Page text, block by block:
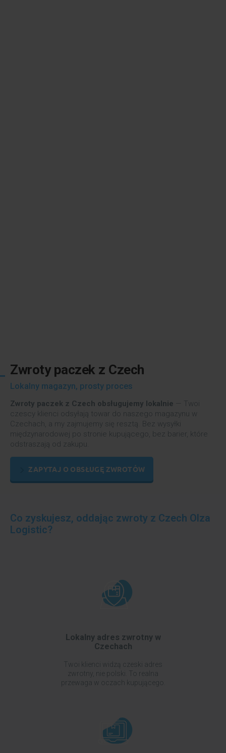
Zwroty paczek z Czech
Lokalny magazyn, prosty proces
Zwroty paczek z Czech obsługujemy lokalnie — Twoi
czescy klienci odsyłają towar do naszego magazynu w
Czechach, a my zajmujemy się resztą. Bez wysyłki
międzynarodowej po stronie kupującego, bez barier, które
odstraszają od zakupu.
ZAPYTAJ O OBSŁUGĘ ZWROTÓW
Co zyskujesz, oddając zwroty z Czech Olza
Logistic?
Lokalny adres zwrotny w
Czechach
Twoi klienci widzą czeski adres
zwrotny, nie polski. To realna
przewaga w oczach kupującego.